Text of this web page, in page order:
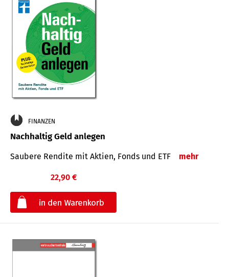
FINANZEN
Nachhaltig Geld anlegen
Saubere Rendite mit Aktien, Fonds und ETF mehr
22,90 €